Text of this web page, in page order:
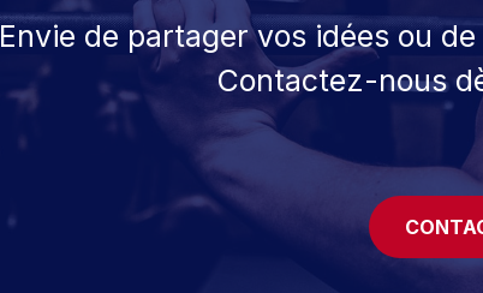
Envie de partager vos idées ou
Contactez-nous